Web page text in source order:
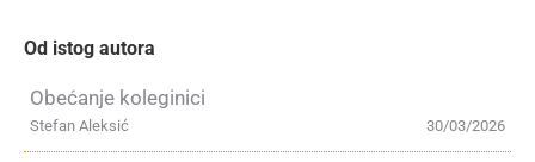
Od istog autora
Obećanje koleginici
30/03/2026
Stefan Aleksić